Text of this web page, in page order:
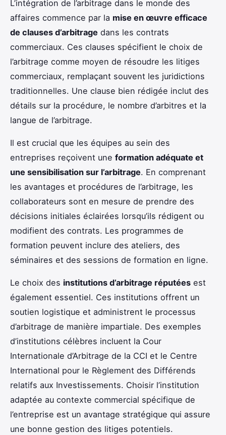
L’intégration de l’arbitrage dans le monde des
affaires commence par la mise en œuvre efficace
de clauses d’arbitrage dans les contrats
commerciaux. Ces clauses spécifient le choix de
l’arbitrage comme moyen de résoudre les litiges
commerciaux, remplaçant souvent les juridictions
traditionnelles. Une clause bien rédigée inclut des
détails sur la procédure, le nombre d’arbitres et la
langue de l’arbitrage.
Il est crucial que les équipes au sein des
entreprises reçoivent une formation adéquate et
une sensibilisation sur l’arbitrage. En comprenant
les avantages et procédures de l’arbitrage, les
collaborateurs sont en mesure de prendre des
décisions initiales éclairées lorsqu’ils rédigent ou
modifient des contrats. Les programmes de
formation peuvent inclure des ateliers, des
séminaires et des sessions de formation en ligne.
Le choix des institutions d’arbitrage réputées est
également essentiel. Ces institutions offrent un
soutien logistique et administrent le processus
d’arbitrage de manière impartiale. Des exemples
d’institutions célèbres incluent la Cour
Internationale d’Arbitrage de la CCI et le Centre
International pour le Règlement des Différends
relatifs aux Investissements. Choisir l’institution
adaptée au contexte commercial spécifique de
l’entreprise est un avantage stratégique qui assure
une bonne gestion des litiges potentiels.